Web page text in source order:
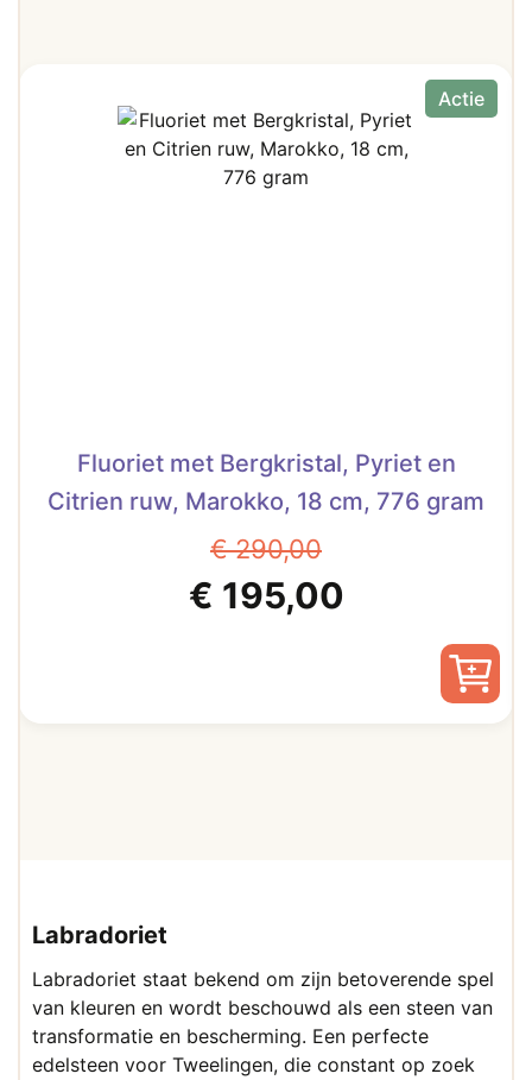
Actie
Fluoriet met Bergkristal, Pyriet en
Citrien ruw, Marokko, 18 cm, 776 gram
€290,00
Oorspronkelijke
€ 195,00
Labradoriet
Labradoriet staat bekend om zijn betoverende spel
van kleuren en wordt beschouwd als een steen van
transformatie en bescherming. Een perfecte
edelsteen voor Tweelingen, die constant op zoek